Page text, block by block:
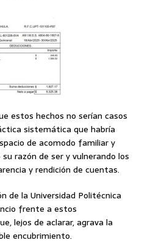
estos hechos no serían casos
sistemática que habría
de acomodo familiar y
razón de ser y vulnerando los
y rendición de cuentas.
de la Universidad Politécnica
frente a estos
lejos de aclarar, agrava la
encubrimiento.